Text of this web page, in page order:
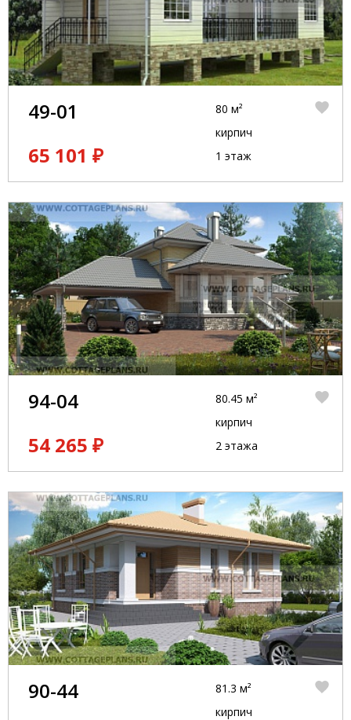
49-01
65 101 ₽
80 м²
кирпич
1 этаж
94-04
54 265 ₽
80.45 м²
кирпич
2 этажа
90-44
81.3 м²
кирпич